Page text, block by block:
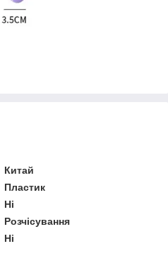
Китай
Пластик
Ні
Розчісування
Ні